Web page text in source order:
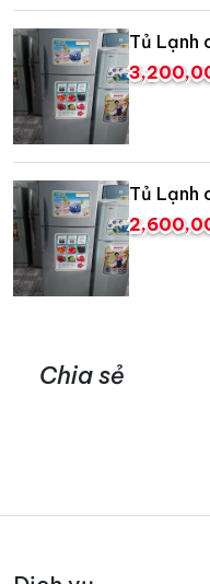
Tủ Lạnh
Tủ Lạnh
Chia sẻ